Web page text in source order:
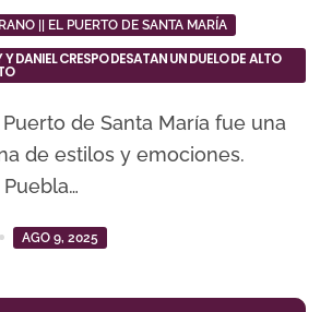
|| EL PUERTO DE SANTA MARÍA
DANIEL CRESPO DESATAN UN DUELO DE ALTO
de estilos y emociones.
AGO 9, 2025